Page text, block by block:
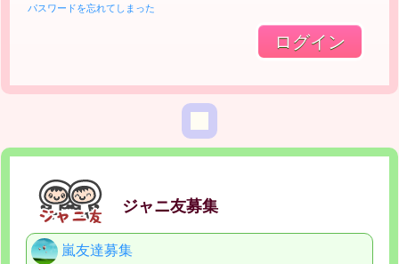
パスワードを忘れてしまった
ジャニ友募集
嵐友達募集